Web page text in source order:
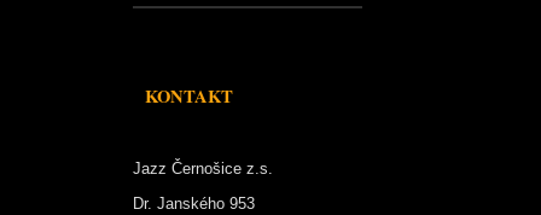
KONTAKT
Jazz Černošice z.s.
Dr. Janského 953